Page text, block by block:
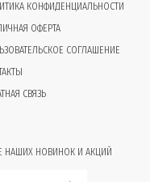
КОНФИДЕНЦИАЛЬНОСТИ
ОФЕРТА
СОГЛАШЕНИЕ
СВЯЗЬ
НАШИХ НОВИНОК И АКЦИЙ